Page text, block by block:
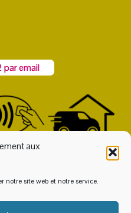
aux
notre site web et notre service.
par email